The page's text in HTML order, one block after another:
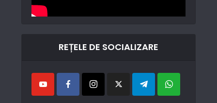
REȚELE DE SOCIALIZARE